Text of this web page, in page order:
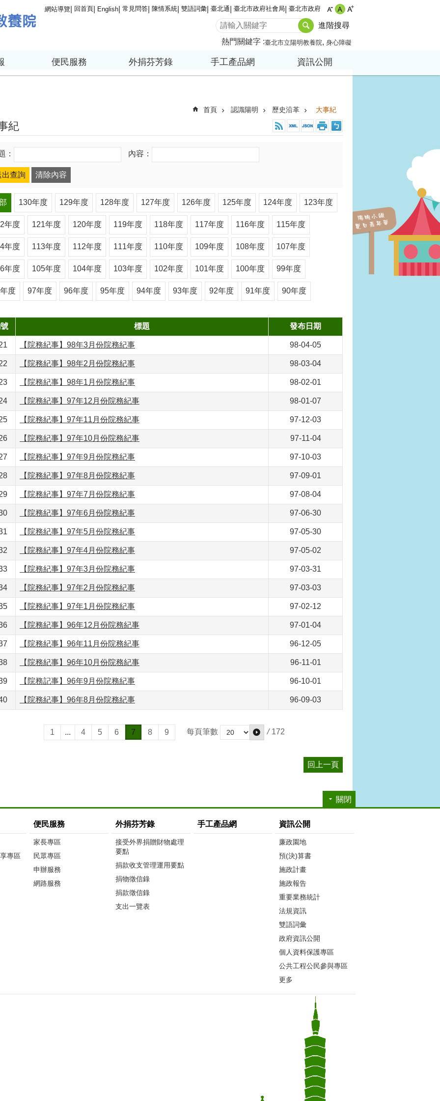
網站導覽 回首頁 English 常見問答 陳情系統 雙語詞彙 臺北通 臺北市政府社會局 臺北市政府
進階搜尋
熱門關鍵字 臺北市立陽明教養院 身心障礙
便民服務 外捐芬芳錄 手工產品網 資訊公開
首頁 認識陽明 歷史沿革 大事紀
紀
： 內容：
130年度 129年度 128年度 127年度 126年度 125年度 124年度 123年度
年度 121年度 120年度 119年度 118年度 117年度 116年度 115年度
年度 113年度 112年度 111年度 110年度 109年度 108年度 107年度
年度 105年度 104年度 103年度 102年度 101年度 100年度 99年度
度 97年度 96年度 95年度 94年度 93年度 92年度 91年度 90年度
標題 發布日期
【院務紀事】98年3月份院務紀事 98-04-05
【院務紀事】98年2月份院務紀事 98-03-04
【院務紀事】98年1月份院務紀事 98-02-01
【院務紀事】97年12月份院務紀事 98-01-07
【院務紀事】97年11月份院務紀事 97-12-03
【院務紀事】97年10月份院務紀事 97-11-04
【院務紀事】97年9月份院務紀事 97-10-03
【院務紀事】97年8月份院務紀事 97-09-01
【院務紀事】97年7月份院務紀事 97-08-04
【院務紀事】97年6月份院務紀事 97-06-30
【院務紀事】97年5月份院務紀事 97-05-30
【院務紀事】97年4月份院務紀事 97-05-02
【院務紀事】97年3月份院務紀事 97-03-31
【院務紀事】97年2月份院務紀事 97-03-03
【院務紀事】97年1月份院務紀事 97-02-12
【院務紀事】96年12月份院務紀事 97-01-04
【院務紀事】96年11月份院務紀事 96-12-05
【院務紀事】96年10月份院務紀事 96-11-01
【院務記事】96年9月份院務紀事 96-10-01
【院務紀事】96年8月份院務紀事 96-09-03
1 ... 4 5 6 7 8 9 每頁筆數 / 172
回上一頁
關閉
專區
便民服務
家長專區
民眾專區
申辦服務
網路服務
外捐芬芳錄
接受外界捐贈財物處理
要點
捐款收支管理運用要點
捐物徵信錄
捐款徵信錄
支出一覽表
手工產品網 資訊公開
廉政園地
預(決)算書
施政計畫
施政報告
重要業務統計
法規資訊
雙語詞彙
政府資訊公開
個人資料保護專區
公共工程公民參與專區
更多